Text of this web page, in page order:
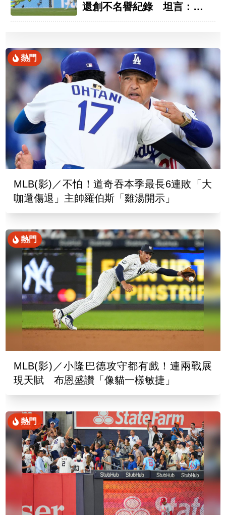
還創不名譽紀錄 坦言：罰
熱門
MLB(影)／不怕！道奇吞本季最長6連敗「大
咖還傷退」主帥羅伯斯「雞湯開示」
熱門
MLB(影)／小隆巴德攻守都有戲！連兩戰展
現天賦 布恩盛讚「像貓一樣敏捷」
熱門